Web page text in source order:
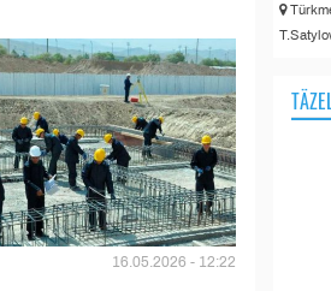
16.05.2026 - 12:22